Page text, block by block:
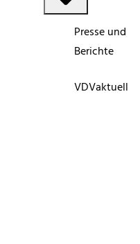
Presse und
Berichte
VDVaktuell